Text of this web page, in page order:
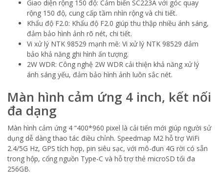
Giao diện rộng 150 độ: Cảm biến SC223A với góc quay
rộng 150 độ, cung cấp tầm nhìn rộng và chi tiết.
Khẩu độ F2.0: Khẩu độ F2.0 giúp thu thập nhiều ánh sáng,
đảm bảo hình ảnh rõ nét, chi tiết.
Vi xử lý NTK 98529 mạnh mẽ: Vi xử lý NTK 98529 đảm
bảo khả năng ghi hình ấn tượng.
2W WDR: Công nghệ 2W WDR cải thiện khả năng xử lý
ánh sáng yếu, đảm bảo hình ảnh luôn sắc nét.
Màn hình cảm ứng 4 inch, kết nối
đa dạng
Màn hình cảm ứng 4 “400*960 pixel là cải tiến mới giúp người sử
dụng dễ dàng thao tác điều chỉnh. Speedmap M2 hỗ trợ WiFi
2.4/5G Hz, GPS tích hợp, pin siêu sạc, với mô-đun 4G rời có sẵn
trong hộp, cổng nguồn Type-C và hỗ trợ thẻ microSD tối đa
256GB.